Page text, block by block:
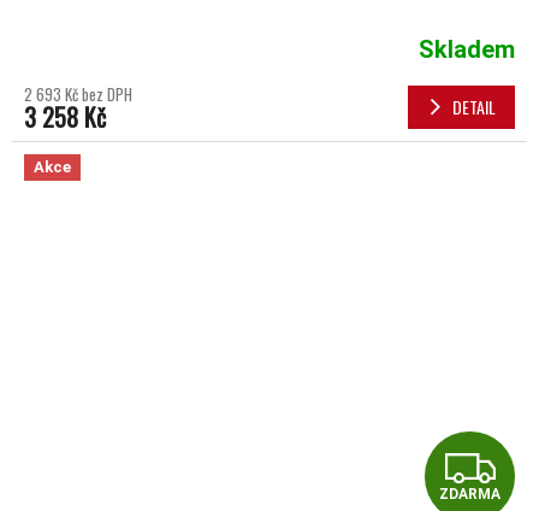
Skladem
2 693 Kč bez DPH
3 258 Kč DETAIL
Akce
ZDARMA